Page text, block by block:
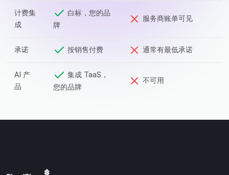
计费集
成
白标，您的品
牌
服务商账单可见
承诺 按销售付费 通常有最低承诺
AI 产
品
集成 TaaS，
您的品牌
不可用